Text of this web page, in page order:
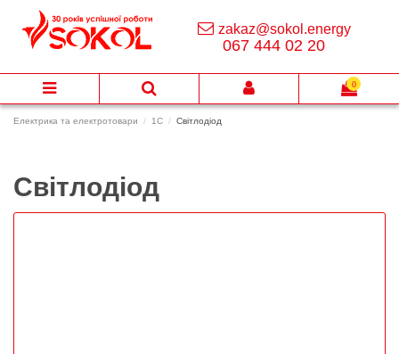
Електрика та електротовари 1C Світлодіод
Світлодіод
zakaz@sokol.energy
067 444 02 20
0